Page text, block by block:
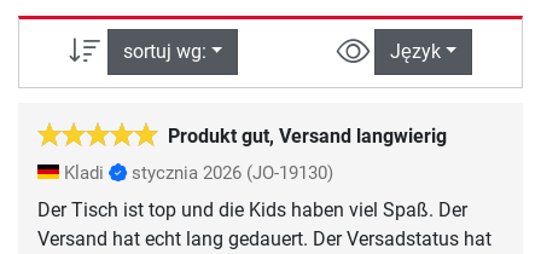
sortuj wg: Język
Produkt gut, Versand langwierig
Kladi stycznia 2026 (JO-19130)
Der Tisch ist top und die Kids haben viel Spaß. Der
Versand hat echt lang gedauert. Der Versadstatus hat